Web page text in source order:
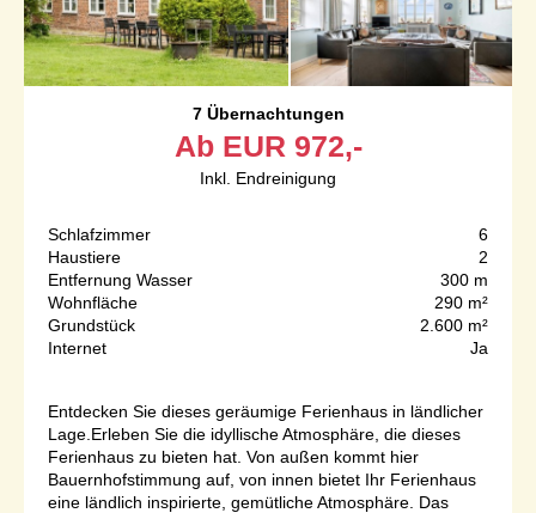
7 Übernachtungen
Ab EUR 972,-
Inkl. Endreinigung
Schlafzimmer
6
Haustiere
2
Entfernung Wasser
300 m
Wohnfläche
290 m²
Grundstück
2.600 m²
Internet
Ja
Entdecken Sie dieses geräumige Ferienhaus in ländlicher
Lage.Erleben Sie die idyllische Atmosphäre, die dieses
Ferienhaus zu bieten hat. Von außen kommt hier
Bauernhofstimmung auf, von innen bietet Ihr Ferienhaus
eine ländlich inspirierte, gemütliche Atmosphäre. Das